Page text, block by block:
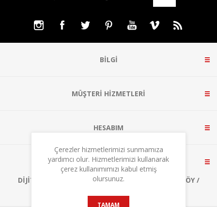
BILGI
MÜŞTERI HIZMETLERI
HESABIM
BIZE ULAŞIN
DIJITALPARK TEKNOKENT, A1 BLOK NO:3 ÇEKMEKÖY /
Çerezler hizmetlerimizi sunmamıza
yardımcı olur. Hizmetlerimizi kullanarak
çerez kullanımımızı kabul etmiş
olursunuz.
TAMAM